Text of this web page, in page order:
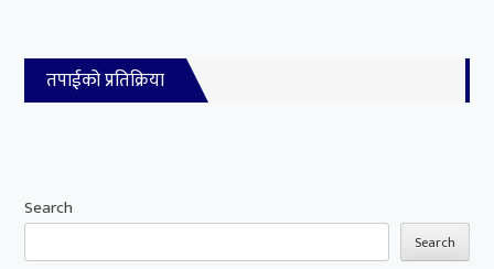
तपाईको प्रतिक्रिया
Search
Search